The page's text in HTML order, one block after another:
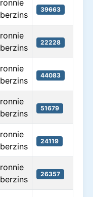
ronnie
berzins
39663
ronnie
berzins
22228
ronnie
berzins
44083
ronnie
berzins
51679
ronnie
berzins
24119
ronnie
berzins
26357